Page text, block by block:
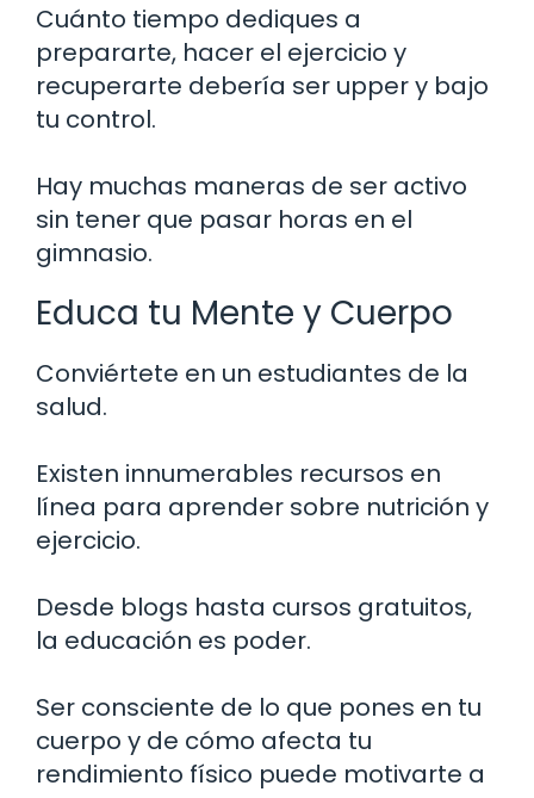
Cuánto tiempo dediques a
prepararte, hacer el ejercicio y
recuperarte debería ser upper y bajo
tu control.
Hay muchas maneras de ser activo
sin tener que pasar horas en el
gimnasio.
Educa tu Mente y Cuerpo
Conviértete en un estudiantes de la
salud.
Existen innumerables recursos en
línea para aprender sobre nutrición y
ejercicio.
Desde blogs hasta cursos gratuitos,
la educación es poder.
Ser consciente de lo que pones en tu
cuerpo y de cómo afecta tu
rendimiento físico puede motivarte a